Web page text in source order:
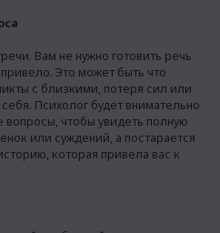
Вам не нужно готовить речь
Это может быть что
с близкими, потеря сил или
Психолог будет внимательно
вопросы, чтобы увидеть полную
или суждений, а постарается
которая привела вас к